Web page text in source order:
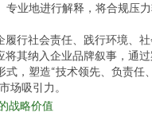
专业地进行解释，将合规压
履行社会责任、践行环境、
将其纳入企业品牌叙事，通
，塑造“技术领先、负责任
场吸引力。
战略价值